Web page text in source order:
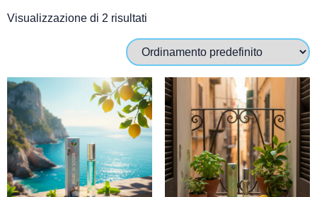
Visualizzazione di 2 risultati